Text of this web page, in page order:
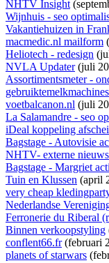
NHTV Insight
Wijnhuis - seo
Vakantiehuizen in
macmedic.nl mailform
Heliotech - redesign
NVLA Updater(juli
Assortimentsmeter -
voetbalcanon.nl (juli
La Salamandre - seo
iDeal koppeling
Bagstage - Autovisie
NHTV- externe
Bagstage - Margriet
Tuin en Klussen (april
very cheap
Nederlandse
Ferronerie du Riberal
Binnen verkoopstyling
conflent66.fr(februari
planets of starwars